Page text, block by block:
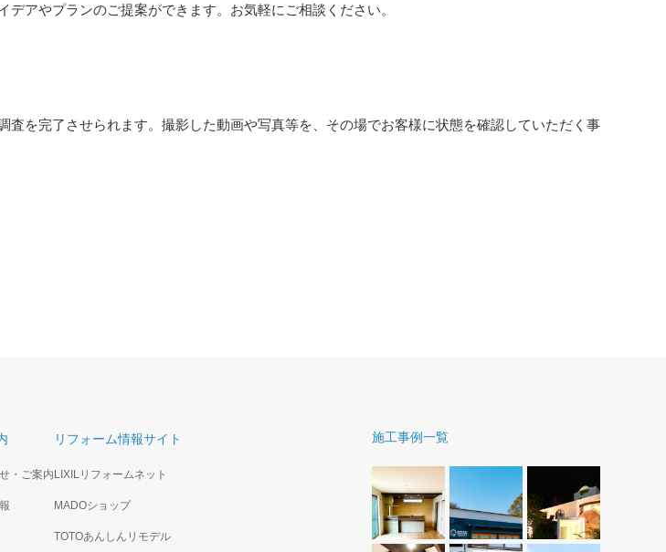
アやプランのご提案ができます。お気軽にご相談ください。
を完了させられます。撮影した動画や写真等を、その場でお客様に状態を確認していただく事
・ご案内
リフォーム情報サイト
LIXILリフォームネット
MADOショップ
TOTOあんしんリモデル
施工事例一覧